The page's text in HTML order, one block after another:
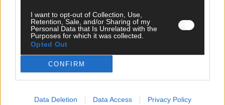
I want to opt-out of Collection, Use,
Retention, Sale, and/or Sharing of my
Personal Data that Is Unrelated with the
Purposes for which it was collected.
Opted Out
CONFIRM
Data Deletion Data Access Privacy Policy
Vor- und Nachname
E-Mail